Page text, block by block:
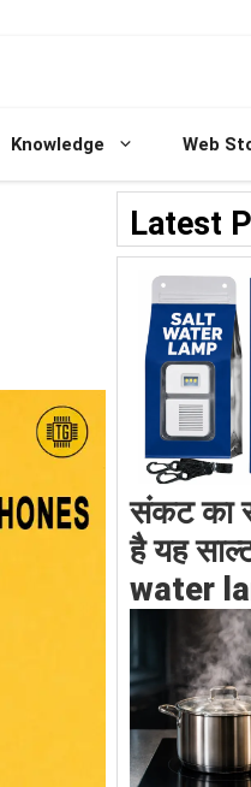
Knowledge Web
Latest
संकट का
है यह
water